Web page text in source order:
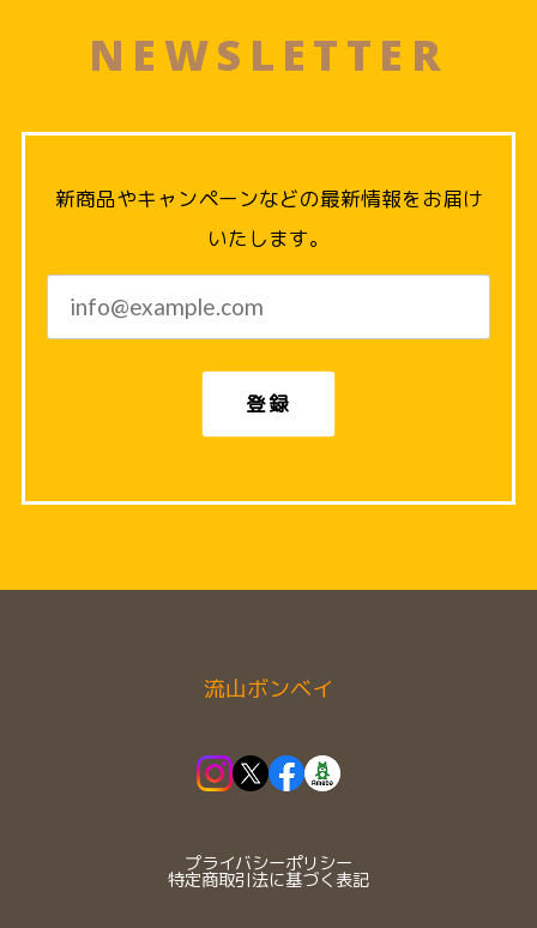
NEWSLETTER
新商品やキャンペーンなどの最新情報をお届け
いたします。
登録
流山ボンベイ
プライバシーポリシー
特定商取引法に基づく表記